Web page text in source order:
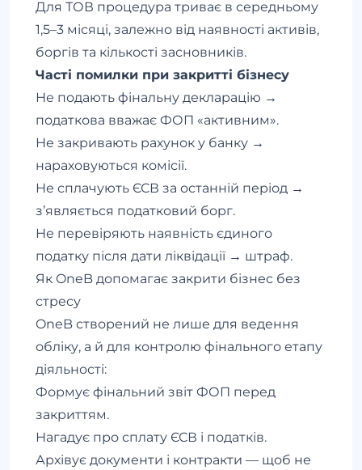
Для ТОВ процедура триває в середньому
1,5–3 місяці, залежно від наявності активів,
боргів та кількості засновників.
Часті помилки при закритті бізнесу
Не подають фінальну декларацію →
податкова вважає ФОП «активним».
Не закривають рахунок у банку →
нараховуються комісії.
Не сплачують ЄСВ за останній період →
з’являється податковий борг.
Не перевіряють наявність єдиного
податку після дати ліквідації → штраф.
Як OneB допомагає закрити бізнес без
стресу
OneB створений не лише для ведення
обліку, а й для контролю фінального етапу
діяльності:
Формує фінальний звіт ФОП перед
закриттям.
Нагадує про сплату ЄСВ і податків.
Архівує документи і контракти — щоб не